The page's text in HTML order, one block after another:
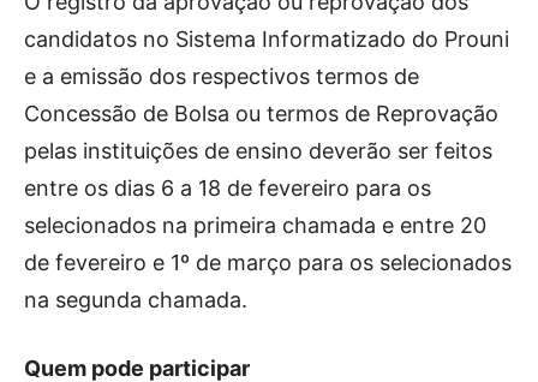
candidatos no Sistema Informatizado do Prouni
e a emissão dos respectivos termos de
Concessão de Bolsa ou termos de Reprovação
pelas instituições de ensino deverão ser feitos
entre os dias 6 a 18 de fevereiro para os
selecionados na primeira chamada e entre 20
de fevereiro e 1º de março para os selecionados
na segunda chamada.
Quem pode participar